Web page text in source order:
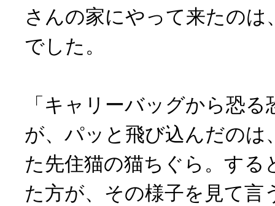
さんの家にやって来たのは
でした。
「キャリーバッグから恐
が、パッと飛び込んだのは
た先住猫の猫ちぐら。する
た方が、その様子を見て言